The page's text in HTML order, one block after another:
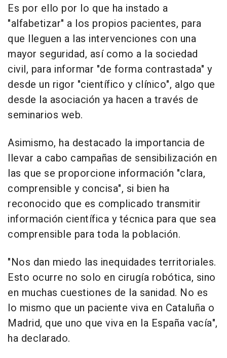
Es por ello por lo que ha instado a
"alfabetizar" a los propios pacientes, para
que lleguen a las intervenciones con una
mayor seguridad, así como a la sociedad
civil, para informar "de forma contrastada" y
desde un rigor "científico y clínico", algo que
desde la asociación ya hacen a través de
seminarios web.
Asimismo, ha destacado la importancia de
llevar a cabo campañas de sensibilización en
las que se proporcione información "clara,
comprensible y concisa", si bien ha
reconocido que es complicado transmitir
información científica y técnica para que sea
comprensible para toda la población.
"Nos dan miedo las inequidades territoriales.
Esto ocurre no solo en cirugía robótica, sino
en muchas cuestiones de la sanidad. No es
lo mismo que un paciente viva en Cataluña o
Madrid, que uno que viva en la España vacía",
ha declarado.